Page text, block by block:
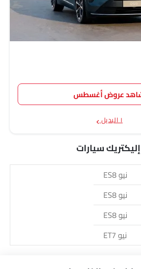
عروض أغسطس
١ البديل
سيارات
نيو ES8
نيو ES8
نيو ES8
نيو ET7